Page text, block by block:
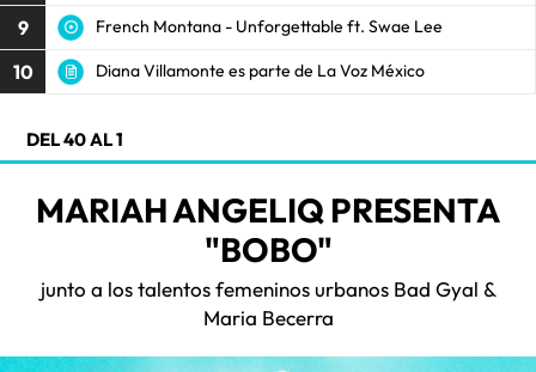
9 French Montana - Unforgettable ft. Swae Lee
10 Diana Villamonte es parte de La Voz México
DEL 40 AL 1
MARIAH ANGELIQ PRESENTA
"BOBO"
junto a los talentos femeninos urbanos Bad Gyal &
Maria Becerra